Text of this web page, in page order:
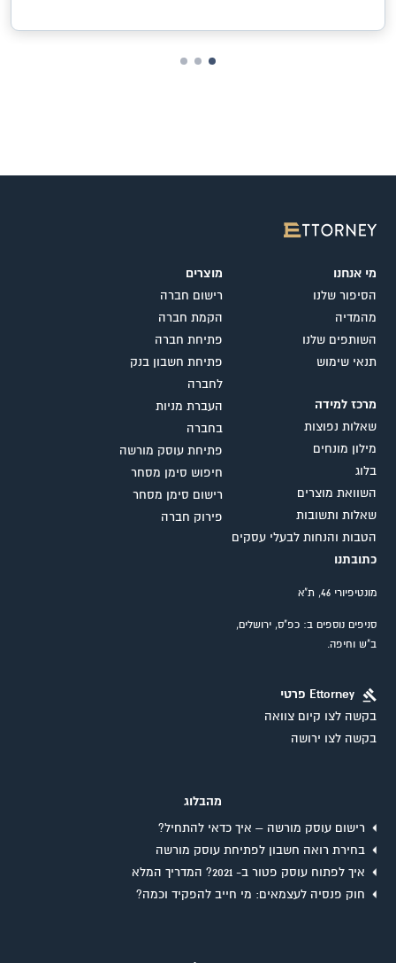
מי אנחנו
הסיפור שלנו
מהמדיה
השותפים שלנו
תנאי שימוש
מרכז למידה
שאלות נפוצות
מילון מונחים
בלוג
השוואת מוצרים
שאלות ותשובות
הטבות והנחות לבעלי עסקים
כתובתנו
מונטיפיורי 46, ת"א
סניפים נוספים ב: כפ"ס, ירושלים,
ב"ש וחיפה.
מוצרים
רישום חברה
הקמת חברה
פתיחת חברה
פתיחת חשבון בנק
לחברה
העברת מניות
בחברה
פתיחת עוסק מורשה
חיפוש סימן מסחר
רישום סימן מסחר
פירוק חברה
Ettorney פרטי
בקשה לצו קיום צוואה
בקשה לצו ירושה
מהבלוג
רישום עוסק מורשה – איך כדאי להתחיל?
בחירת רואה חשבון לפתיחת עוסק מורשה
איך לפתוח עוסק פטור ב- 2021? המדריך המלא
חוק פנסיה לעצמאים: מי חייב להפקיד וכמה?